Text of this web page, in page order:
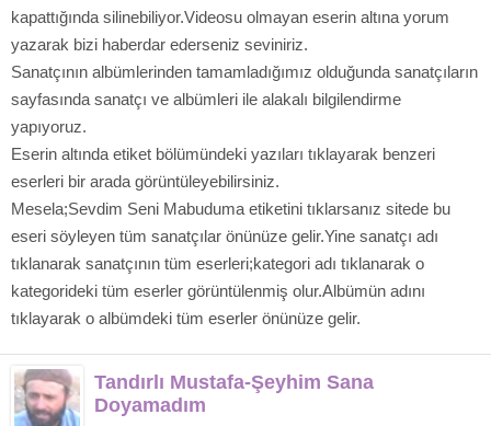
kapattığında silinebiliyor.Videosu olmayan eserin altına yorum
yazarak bizi haberdar ederseniz seviniriz.
Sanatçının albümlerinden tamamladığımız olduğunda sanatçıların
sayfasında sanatçı ve albümleri ile alakalı bilgilendirme
yapıyoruz.
Eserin altında etiket bölümündeki yazıları tıklayarak benzeri
eserleri bir arada görüntüleyebilirsiniz.
Mesela;Sevdim Seni Mabuduma etiketini tıklarsanız sitede bu
eseri söyleyen tüm sanatçılar önünüze gelir.Yine sanatçı adı
tıklanarak sanatçının tüm eserleri;kategori adı tıklanarak o
kategorideki tüm eserler görüntülenmiş olur.Albümün adını
tıklayarak o albümdeki tüm eserler önünüze gelir.
Tandırlı Mustafa-Şeyhim Sana
Doyamadım